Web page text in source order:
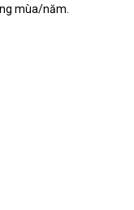
mùa/năm.